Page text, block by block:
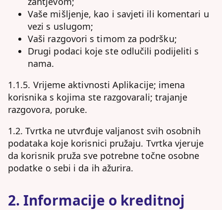
Vaše mišljenje, kao i savjeti ili komentari u
vezi s uslugom;
Vaši razgovori s timom za podršku;
Drugi podaci koje ste odlučili podijeliti s
nama.
1.1.5. Vrijeme aktivnosti Aplikacije; imena
korisnika s kojima ste razgovarali; trajanje
razgovora, poruke.
1.2. Tvrtka ne utvrđuje valjanost svih osobnih
podataka koje korisnici pružaju. Tvrtka vjeruje
da korisnik pruža sve potrebne točne osobne
podatke o sebi i da ih ažurira.
2. Informacije o kreditnoj